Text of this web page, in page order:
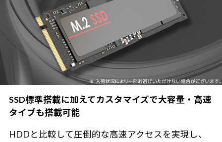
SSD標準搭載に加えてカスタマイズで大容量・高速
タイプも搭載可能
HDDと比較して圧倒的な高速アクセスを実現し、